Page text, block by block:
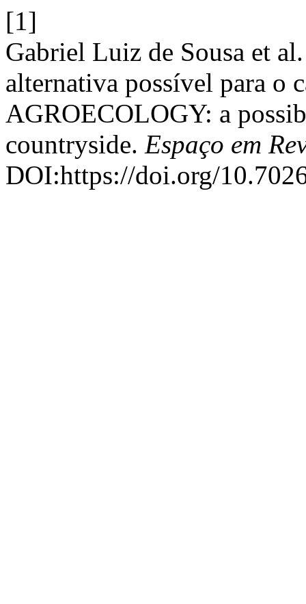
[1]
Gabriel Luiz de Sousa et
alternativa possível para o
AGROECOLOGY: a
countryside. Espaço em
DOI:https://doi.org/